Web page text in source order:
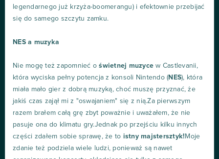
legendarnego już krzyża-boomerangu) i efektownie przebijać
się do samego szczytu zamku.
NES a muzyka
Nie mogę też zapomnieć oświetnej muzyce w Castlevanii,
która wyciska pełny potencja z konsoli Nintendo ( NES), która
miała mało gier z dobrą muzyką, choć muszę przyznać, że
jakiś czas zajął mi z "oswajaniem" się z nią.Za pierwszym
razem brałem całą grę zbyt poważnie i uważałem, że nie
pasuje ona do klimatu gry.Jednak po przejściu kilku innych
części zdałem sobie sprawę, że to istny majstersztyk! Moje
zdanie też podziela wiele ludzi, ponieważ są nawet